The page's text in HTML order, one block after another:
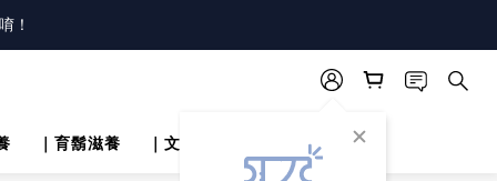
！
｜育鬍滋養 ｜文章分享